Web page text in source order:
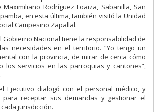
Rodríguez Loaiza, Sabanilla, San
en esta última, también visitó la Unidad
Campesino Zapallal.
Gobierno Nacional tiene la responsabilidad de
necesidades en el territorio. “Yo tengo un
con la provincia, de mirar de cerca cómo
los servicios en las parroquias y cantones”,
Ejecutivo dialogó con el personal médico, y
para receptar sus demandas y gestionar el
jurisdicción.